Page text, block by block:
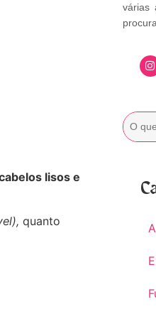
lisos e
quanto
várias